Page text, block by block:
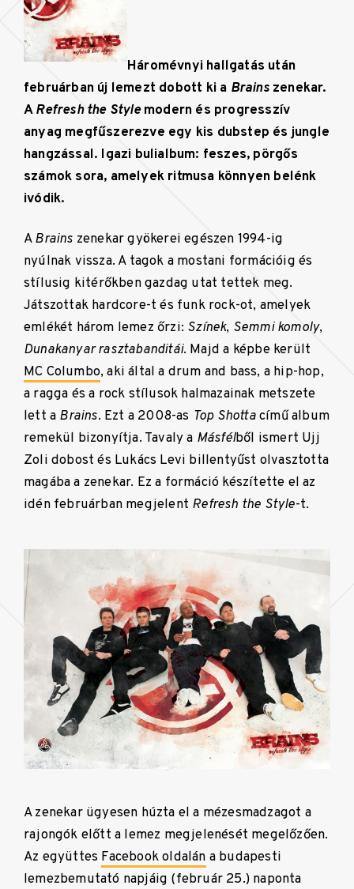
Háromévnyi hallgatás után
februárban új lemezt dobott ki a Brainszenekar.
ARefresh the Stylemodern és progresszív
anyag megfűszerezve egy kis dubstep és jungle
hangzással. Igazi bulialbum: feszes, pörgős
számok sora, amelyek ritmusa könnyen belénk
ivódik.
ABrains zenekar gyökerei egészen 1994-ig
nyúlnak vissza. A tagok a mostani formációig és
stílusig kitérőkben gazdag utat tettek meg.
Játszottak hardcore-t és funk rock-ot, amelyek
emlékét három lemez őrzi: Színek, Semmi komoly,
Dunakanyar rasztabanditái. Majd a képbe került
MC Columbo, aki által a drum and bass, a hip-hop,
a ragga és a rock stílusok halmazainak metszete
lett a Brains. Ezt a 2008-as Top Shottacímű album
remekül bizonyítja. Tavaly a Másfélből ismert Ujj
Zoli dobost és Lukács Levi billentyűst olvasztotta
magába a zenekar. Ez a formáció készítette el az
idén februárban megjelent Refresh the Style-t.
A zenekar ügyesen húzta el a mézesmadzagot a
rajongók előtt a lemez megjelenését megelőzően.
Az együttes Facebook oldalán a budapesti
lemezbemutató napjáig (február 25.) naponta